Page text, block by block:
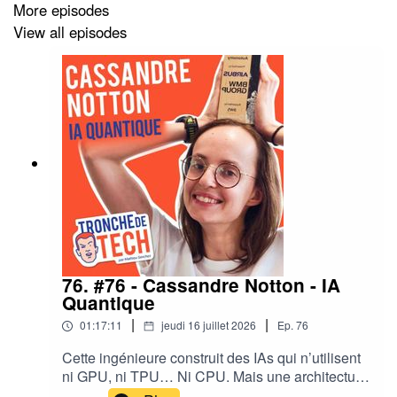
Elle doit donc être développée de façon ouverte,
publique, responsable.
Fast forward 10 ans plus tard…
Les choses ont légèrement évolué 😅
Mais le constat lui, reste.
Et quelques irréductibles gaulois ont décidé de
reprendre le flambeau.
Ces ingénieurs, passés par les labos des GAFAM, vont
More episodes
View all episodes
76. #76 - Cassandre Notton - IA
Quantique
01:17:11 | jeudi 16 juillet 2026 | Ep. 76
Cette ingénieure construit des IAs qui n’utilisent
ni GPU, ni TPU… Ni CPU. Mais une architecture